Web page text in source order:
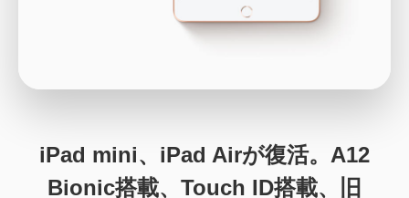
iPad mini、iPad Airが復活。A12
Bionic搭載、Touch ID搭載、旧